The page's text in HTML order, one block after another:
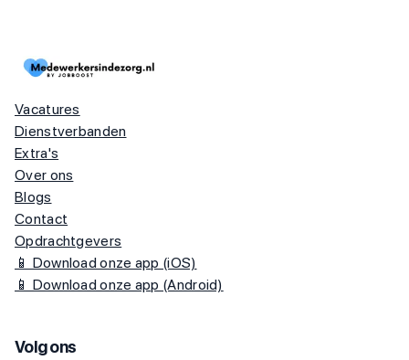
Vacatures
Dienstverbanden
Extra's
Over ons
Blogs
Contact
Opdrachtgevers
📱 Download onze app (iOS)
📱 Download onze app (Android)
Volg ons